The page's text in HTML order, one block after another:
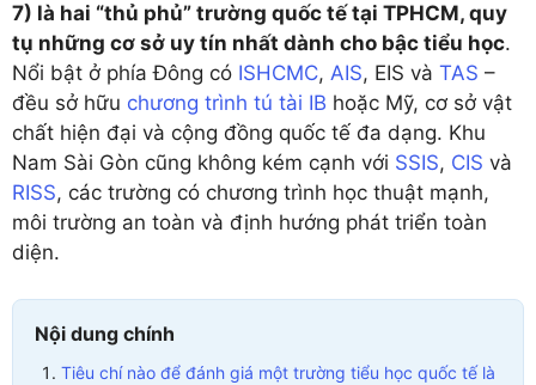
7) là hai “thủ phủ” trường quốc tế tại TPHCM, quy
tụ những cơ sở uy tín nhất dành cho bậc tiểu học.
Nổi bật ở phía Đông có ISHCMC, AIS, EIS và TAS –
đều sở hữu chương trình tú tài IB hoặc Mỹ, cơ sở vật
chất hiện đại và cộng đồng quốc tế đa dạng. Khu
Nam Sài Gòn cũng không kém cạnh với SSIS, CIS và
RISS, các trường có chương trình học thuật mạnh,
môi trường an toàn và định hướng phát triển toàn
diện.
Nội dung chính
Tiêu chí nào để đánh giá một trường tiểu học quốc tế là